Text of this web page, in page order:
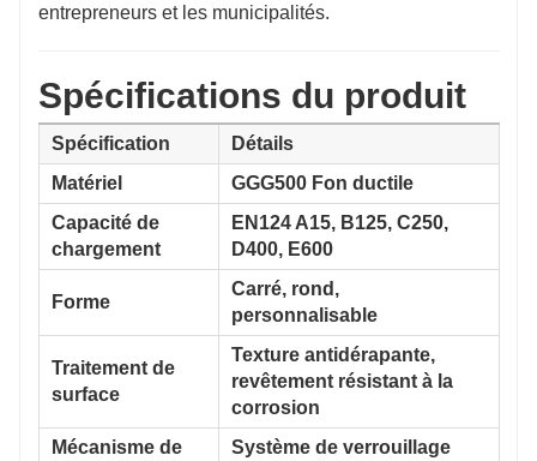
entrepreneurs et les municipalités.
Spécifications du produit
Spécification
Détails
Matériel
GGG500 Fon ductile
Capacité de
chargement
EN124 A15, B125, C250,
D400, E600
Forme
Carré, rond,
personnalisable
Traitement de
surface
Texture antidérapante,
revêtement résistant à la
corrosion
Mécanisme de
Système de verrouillage